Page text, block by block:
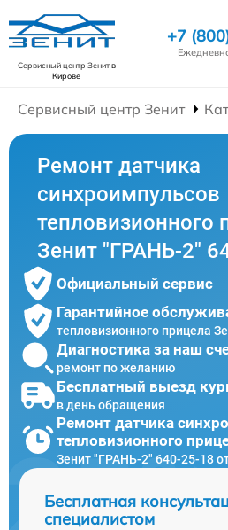
Сервисный центр Зенитв
Кирове
+7
Сервисный центр Зенит
Ремонт датчика
синхроимпульсов
тепловизионного
Зенит "ГРАНЬ-2"
Официальный сервис
Гарантийное
тепловизионного прицела
Диагностика за наш
ремонт по желанию
Бесплатный выезд
в день обращения
Ремонт датчика
тепловизионного
Зенит "ГРАНЬ-2" 640-25-18
Бесплатная
специалистом